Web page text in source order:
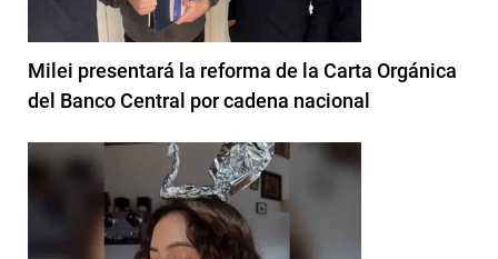
Milei presentará la reforma de la Carta Orgánica
del Banco Central por cadena nacional